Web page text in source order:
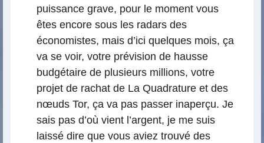
puissance grave, pour le moment vous
êtes encore sous les radars des
économistes, mais d’ici quelques mois, ça
va se voir, votre prévision de hausse
budgétaire de plusieurs millions, votre
projet de rachat de La Quadrature et des
nœuds Tor, ça va pas passer inaperçu. Je
sais pas d’où vient l’argent, je me suis
laissé dire que vous aviez trouvé des